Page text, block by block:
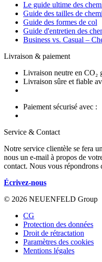
Le guide ultime des
Guide des tailles de
Guide des formes de col
Guide d'entretien des
Business vs. Casual –
Livraison & paiement
Livraison neutre en CO₂
Livraison sûre et fiable
Paiement sécurisé avec :
Service & Contact
Notre service clientèle se fera
nous un e-mail à propos de
contact. Nous vous répondrons
Écrivez-nous
© 2026 NEUENFELD Group
CG
Protection des données
Droit de rétractation
Paramètres des cookies
Mentions légales